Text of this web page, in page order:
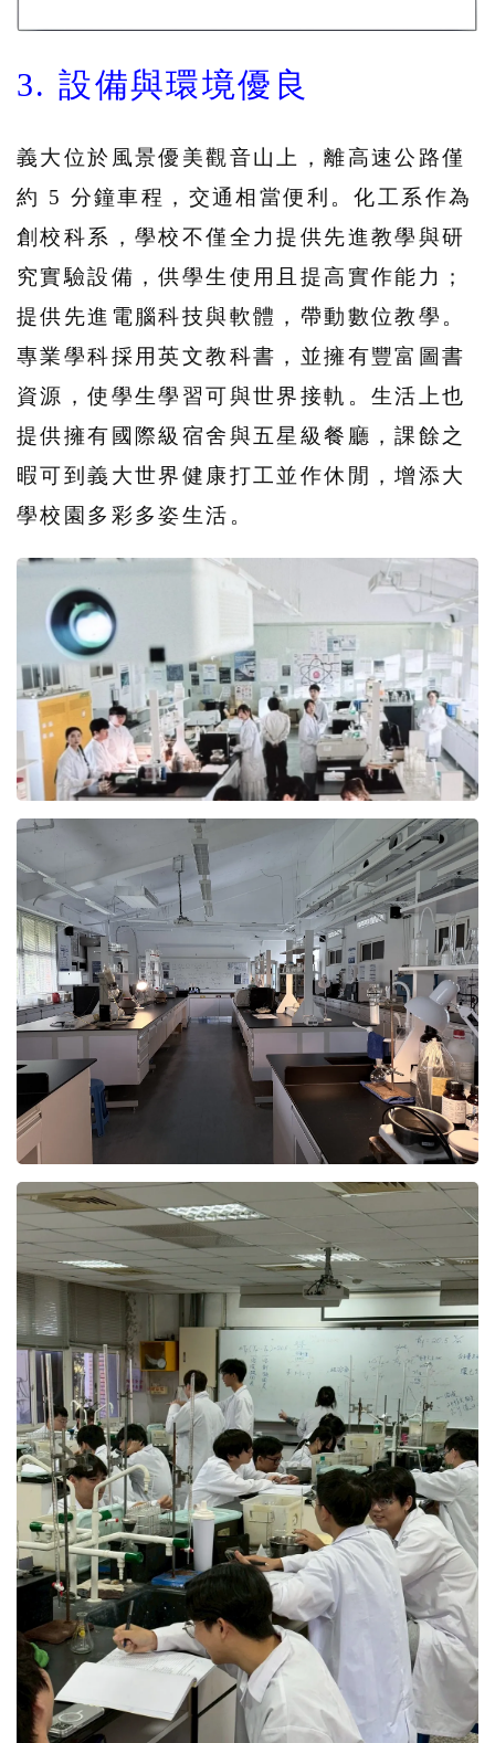
3. 設備與環境優良
義大位於風景優美觀音山上，離高速公路僅
約 5 分鐘車程，交通相當便利。化工系作為
創校科系，學校不僅全力提供先進教學與研
究實驗設備，供學生使用且提高實作能力；
提供先進電腦科技與軟體，帶動數位教學。
專業學科採用英文教科書，並擁有豐富圖書
資源，使學生學習可與世界接軌。生活上也
提供擁有國際級宿舍與五星級餐廳，課餘之
暇可到義大世界健康打工並作休閒，增添大
學校園多彩多姿生活。